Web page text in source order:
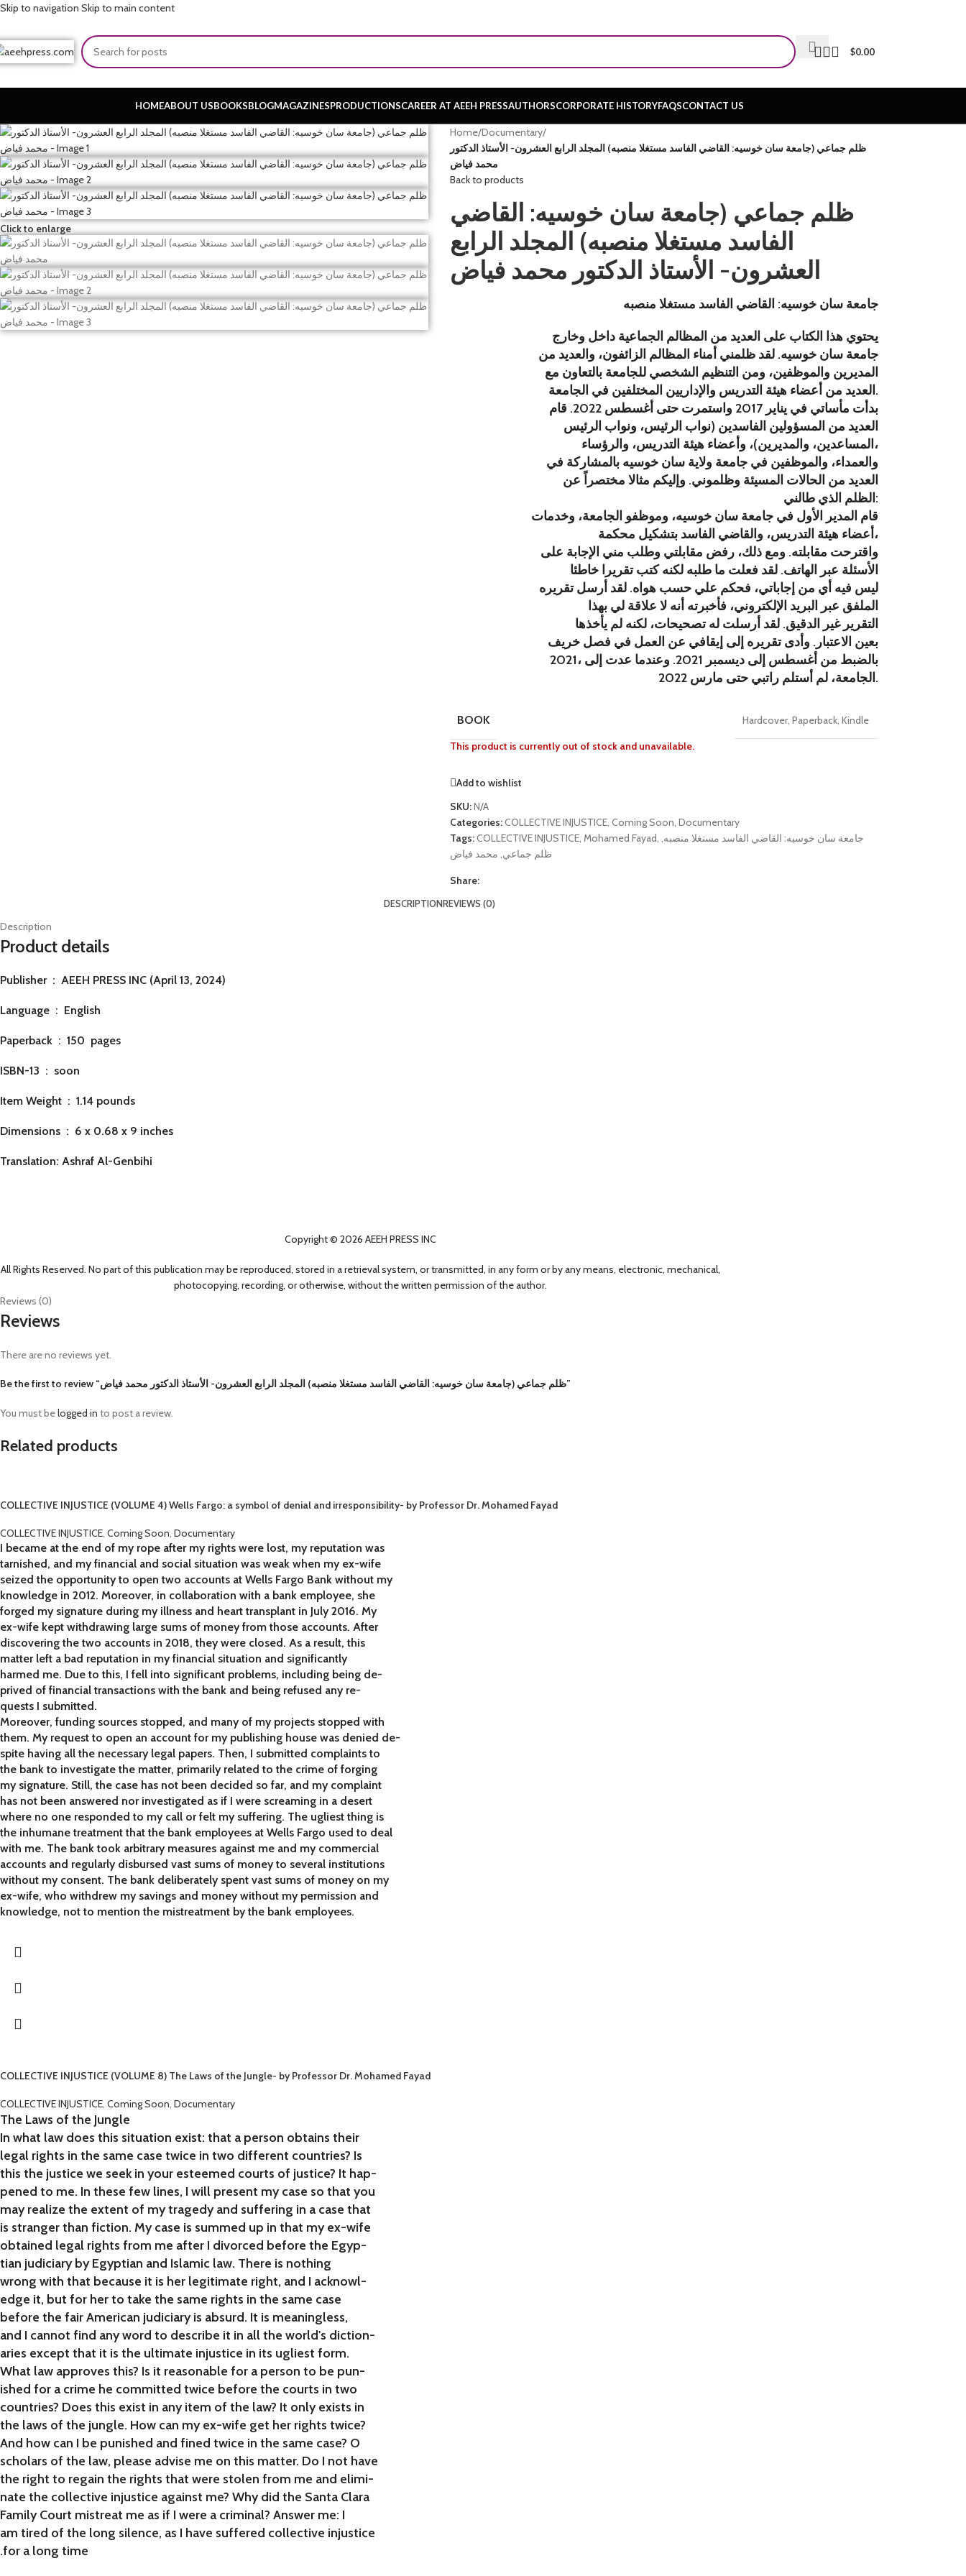
Skip to navigation Skip to main content
$0.00
HOMEABOUT USBOOKSBLOGMAGAZINESPRODUCTIONSCAREER AT AEEH PRESSAUTHORSCORPORATE HISTORYFAQSCONTACT US
Click to enlarge
Home/Documentary/
ظلم جماعي (جامعة سان خوسيه: القاضي الفاسد مستغلا منصبه) المجلد الرابع العشرون- الأستاذ الدكتور
محمد فياض
Back to products
ظلم جماعي (جامعة سان خوسيه: القاضي
الفاسد مستغلا منصبه) المجلد الرابع
العشرون- الأستاذ الدكتور محمد فياض
جامعة سان خوسيه: القاضي الفاسد مستغلا منصبه
يحتوي هذا الكتاب على العديد من المظالم الجماعية داخل وخارج
جامعة سان خوسيه. لقد ظلمني أمناء المظالم الزائفون، والعديد من
المديرين والموظفين، ومن التنظيم الشخصي للجامعة بالتعاون مع
العديد من أعضاء هيئة التدريس والإداريين المختلفين في الجامعة.
بدأت مأساتي في يناير 2017 واستمرت حتى أغسطس 2022. قام
العديد من المسؤولين الفاسدين (نواب الرئيس، ونواب الرئيس
المساعدين، والمديرين)، وأعضاء هيئة التدريس، والرؤساء،
والعمداء، والموظفين في جامعة ولاية سان خوسيه بالمشاركة في
العديد من الحالات المسيئة وظلموني. وإليكم مثالا مختصراً عن
الظلم الذي طالني:
قام المدير الأول في جامعة سان خوسيه، وموظفو الجامعة، وخدمات
أعضاء هيئة التدريس، والقاضي الفاسد بتشكيل محكمة،
واقترحت مقابلته. ومع ذلك، رفض مقابلتي وطلب مني الإجابة على
الأسئلة عبر الهاتف. لقد فعلت ما طلبه لكنه كتب تقريرا خاطئا
ليس فيه أي من إجاباتي، فحكم علي حسب هواه. لقد أرسل تقريره
الملفق عبر البريد الإلكتروني، فأخبرته أنه لا علاقة لي بهذا
التقرير غير الدقيق. لقد أرسلت له تصحيحات، لكنه لم يأخذها
بعين الاعتبار. وأدى تقريره إلى إيقافي عن العمل في فصل خريف
2021، بالضبط من أغسطس إلى ديسمبر 2021. وعندما عدت إلى
الجامعة، لم أستلم راتبي حتى مارس 2022.
BOOK Hardcover, Paperback, Kindle
This product is currently out of stock and unavailable.
Add to wishlist
SKU:N/A
Categories:COLLECTIVE INJUSTICE, Coming Soon, Documentary
Tags:COLLECTIVE INJUSTICE, Mohamed Fayad, جامعة سان خوسيه: القاضي الفاسد مستغلا منصبه,
ظلم جماعي, محمد فياض
Share:
DESCRIPTIONREVIEWS (0)
Description
Product details
Publisher ‏ : ‎ AEEH PRESS INC (April 13, 2024)
Language ‏ : ‎ English
Paperback ‏ : ‎ 150 pages
ISBN-13 ‏ : ‎ soon
Item Weight ‏ : ‎ 1.14 pounds
Dimensions ‏ : ‎ 6 x 0.68 x 9 inches
Translation: Ashraf Al-Genbihi
Copyright © 2026 AEEH PRESS INC
All Rights Reserved. No part of this publication may be reproduced, stored in a retrieval system, or transmitted, in any form or by any means, electronic, mechanical,
photocopying, recording, or otherwise, without the written permission of the author.
Reviews (0)
Reviews
There are no reviews yet.
Be the first to review “ظلم جماعي (جامعة سان خوسيه: القاضي الفاسد مستغلا منصبه) المجلد الرابع العشرون- الأستاذ الدكتور محمد فياض”
You must belogged in to post a review.
Related products
COLLECTIVE INJUSTICE (VOLUME 4) Wells Fargo: a symbol of denial and irresponsibility- by Professor Dr. Mohamed Fayad
COLLECTIVE INJUSTICE, Coming Soon, Documentary
I became at the end of my rope after my rights were lost, my reputation was
tarnished, and my financial and social situation was weak when my ex-wife
seized the opportunity to open two accounts at Wells Fargo Bank without my
knowledge in 2012. Moreover, in collaboration with a bank employee, she
forged my signature during my illness and heart transplant in July 2016. My
ex-wife kept withdrawing large sums of money from those accounts. After
discovering the two accounts in 2018, they were closed. As a result, this
matter left a bad reputation in my financial situation and significantly
harmed me. Due to this, I fell into significant problems, including being de-
prived of financial transactions with the bank and being refused any re-
quests I submitted.
Moreover, funding sources stopped, and many of my projects stopped with
them. My request to open an account for my publishing house was denied de-
spite having all the necessary legal papers. Then, I submitted complaints to
the bank to investigate the matter, primarily related to the crime of forging
my signature. Still, the case has not been decided so far, and my complaint
has not been answered nor investigated as if I were screaming in a desert
where no one responded to my call or felt my suffering. The ugliest thing is
the inhumane treatment that the bank employees at Wells Fargo used to deal
with me. The bank took arbitrary measures against me and my commercial
accounts and regularly disbursed vast sums of money to several institutions
without my consent. The bank deliberately spent vast sums of money on my
ex-wife, who withdrew my savings and money without my permission and
knowledge, not to mention the mistreatment by the bank employees.
COLLECTIVE INJUSTICE (VOLUME 8) The Laws of the Jungle- by Professor Dr. Mohamed Fayad
COLLECTIVE INJUSTICE, Coming Soon, Documentary
The Laws of the Jungle
In what law does this situation exist: that a person obtains their
legal rights in the same case twice in two different countries? Is
this the justice we seek in your esteemed courts of justice? It hap-
pened to me. In these few lines, I will present my case so that you
may realize the extent of my tragedy and suffering in a case that
is stranger than fiction. My case is summed up in that my ex-wife
obtained legal rights from me after I divorced before the Egyp-
tian judiciary by Egyptian and Islamic law. There is nothing
wrong with that because it is her legitimate right, and I acknowl-
edge it, but for her to take the same rights in the same case
before the fair American judiciary is absurd. It is meaningless,
and I cannot find any word to describe it in all the world's diction-
aries except that it is the ultimate injustice in its ugliest form.
What law approves this? Is it reasonable for a person to be pun-
ished for a crime he committed twice before the courts in two
countries? Does this exist in any item of the law? It only exists in
the laws of the jungle. How can my ex-wife get her rights twice?
And how can I be punished and fined twice in the same case? O
scholars of the law, please advise me on this matter. Do I not have
the right to regain the rights that were stolen from me and elimi-
nate the collective injustice against me? Why did the Santa Clara
Family Court mistreat me as if I were a criminal? Answer me: I
am tired of the long silence, as I have suffered collective injustice
.for a long time